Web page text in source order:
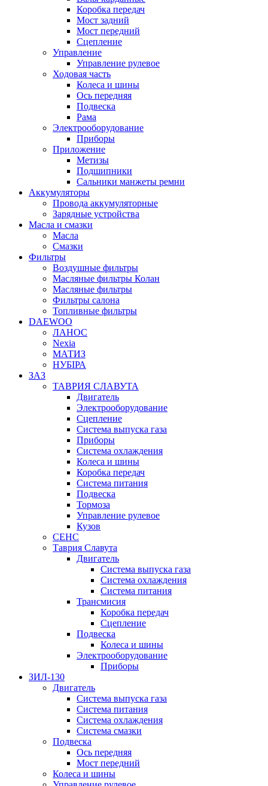
Коробка передач
Мост задний
Мост передний
Сцепление
Управление
Управление рулевое
Ходовая часть
Колеса и шины
Ось передняя
Подвеска
Рама
Электрооборудование
Приборы
Приложение
Метизы
Подшипники
Сальники манжеты ремни
Аккумуляторы
Провода аккумуляторные
Зарядные устройства
Масла и смазки
Масла
Смазки
Фильтры
Воздушные фильтры
Масляные фильтры Колан
Масляные фильтры
Фильтры салона
Топливные фильтры
DAEWOO
ЛАНОС
Nexia
МАТИЗ
НУБІРА
ЗАЗ
ТАВРИЯ СЛАВУТА
Двигатель
Электрооборудование
Сцепление
Система выпуска газа
Приборы
Система охлаждения
Колеса и шины
Коробка передач
Система питания
Подвеска
Тормоза
Управление рулевое
Кузов
СЕНС
Таврия Славута
Двигатель
Система выпуска газа
Система охлаждения
Система питания
Трансмисия
Коробка передач
Сцепление
Подвеска
Колеса и шины
Электрооборудование
Приборы
ЗИЛ-130
Двигатель
Система выпуска газа
Система питания
Система охлаждения
Система смазки
Подвеска
Ось передняя
Мост передний
Колеса и шины